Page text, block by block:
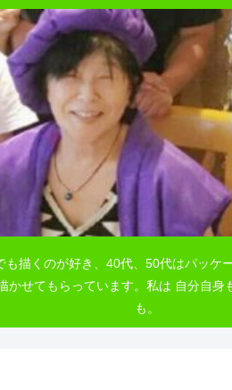
描くのが好き、40代、50代はパッ
かせてもらっています。私は 自分自
も。